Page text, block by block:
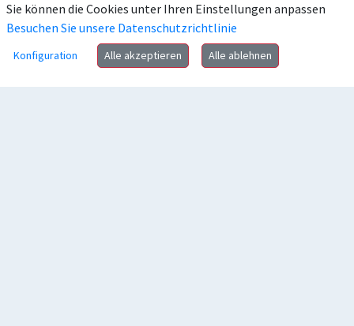
Sie können die Cookies unter Ihren Einstellungen anpassen
Besuchen Sie unsere Datenschutzrichtlinie
Konfiguration Alle akzeptieren Alle ablehnen